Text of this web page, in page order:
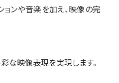
ョンや音楽を加え、映像の完
な映像表現を実現します。